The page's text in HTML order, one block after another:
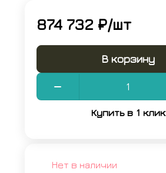
874 732 ₽/шт
В корзину
Купить в 1 клик
Нет в наличии